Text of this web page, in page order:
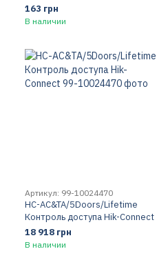
163 грн
В наличии
Артикул: 99-10024470
HC-AC&TA/5Doors/Lifetime
Контроль доступа Hik-Connect
18 918 грн
В наличии